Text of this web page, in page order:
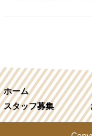
ホーム
スタッフ募集